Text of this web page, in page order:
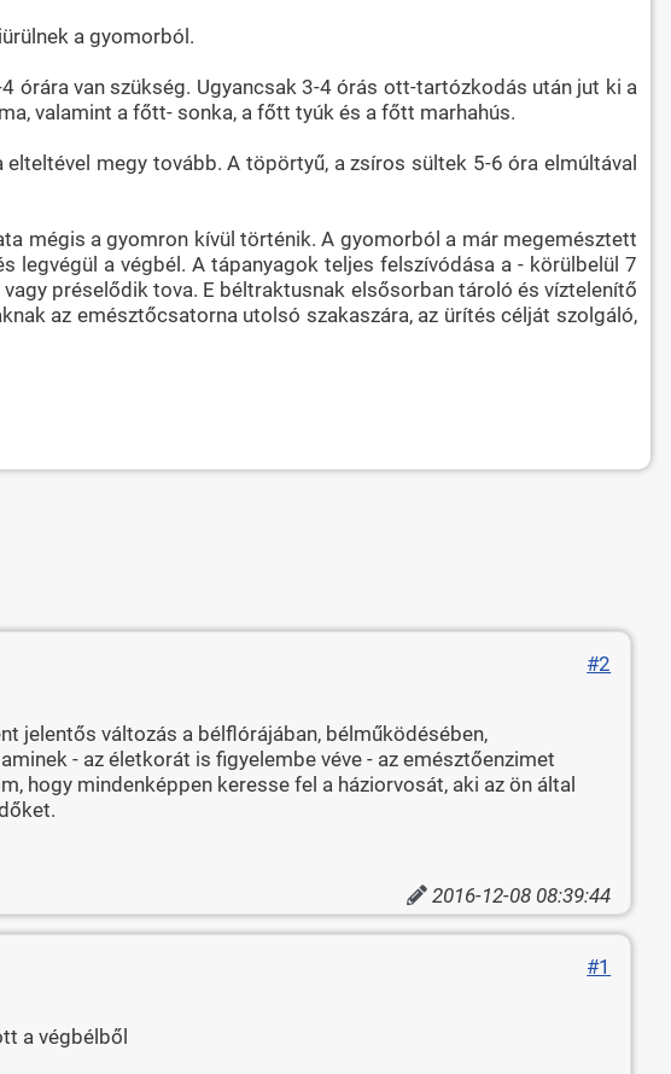
a gyomorból.
van szükség. Ugyancsak 3-4 órás ott-tartózkodás után jut ki a
valamint a főtt- sonka, a főtt tyúk és a főtt marhahús.
megy tovább. A töpörtyű, a zsíros sültek 5-6 óra elmúltával
mégis a gyomron kívül történik. A gyomorból a már megemésztett
legvégül a végbél. A tápanyagok teljes felszívódása a - körülbelül 7
préselődik tova. E béltraktusnak elsősorban tároló és víztelenítő
az emésztőcsatorna utolsó szakaszára, az ürítés célját szolgáló,
#2
jelentős változás a bélflórájában, bélműködésében,
- az életkorát is figyelembe véve - az emésztőenzimet
hogy mindenképpen keresse fel a háziorvosát, aki az ön által
2016-12-08 08:39:44
#1
a végbélből